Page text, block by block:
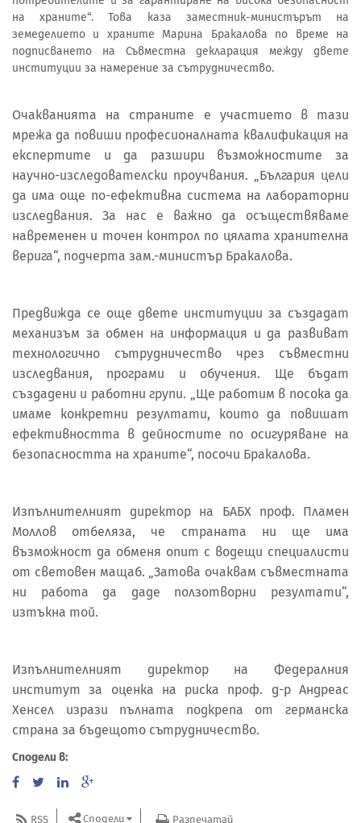
на храните“. Това каза заместник-министърът на
земеделието и храните Марина Бракалова по време на
подписването на Съвместна декларация между двете
институции за намерение за сътрудничество.
Очакванията на страните е участието в тази
мрежа да повиши професионалната квалификация на
експертите и да разшири възможностите за
научно-изследователски проучвания. „България цели
да има още по-ефективна система на лабораторни
изследвания. За нас е важно да осъществяваме
навременен и точен контрол по цялата хранителна
верига“, подчерта зам.-министър Бракалова.
Предвижда се още двете институции за създадат
механизъм за обмен на информация и да развиват
технологично сътрудничество чрез съвместни
изследвания, програми и обучения. Ще бъдат
създадени и работни групи. „Ще работим в посока да
имаме конкретни резултати, които да повишат
ефективността в дейностите по осигуряване на
безопасността на храните“, посочи Бракалова.
Изпълнителният директор на БАБХ проф. Пламен
Моллов отбеляза, че страната ни ще има
възможност да обменя опит с водещи специалисти
от световен мащаб. „Затова очаквам съвместната
ни работа да даде ползотворни резултати“,
изтъкна той.
Изпълнителният директор на Федералния
институт за оценка на риска проф. д-р Андреас
Хенсел изрази пълната подкрепа от германска
страна за бъдещото сътрудничество.
Сподели в:
RSS Сподели Разпечатай